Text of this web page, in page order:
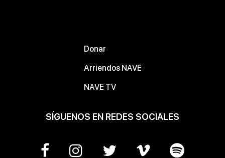
Donar
Arriendos NAVE
NAVE TV
SÍGUENOS EN REDES SOCIALES